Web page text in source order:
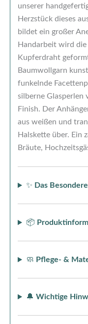
unserer
Herzstück dieses
bildet ein großer
Handarbeit wird
Kupferdraht
Baumwollgarn
funkelnde
silberne Glasperlen
Finish. Der
aus weißen und
Halskette über. Ein
Bräute,
✨ Das
📦
🧼 Pflege- &
🔔 Wichtige